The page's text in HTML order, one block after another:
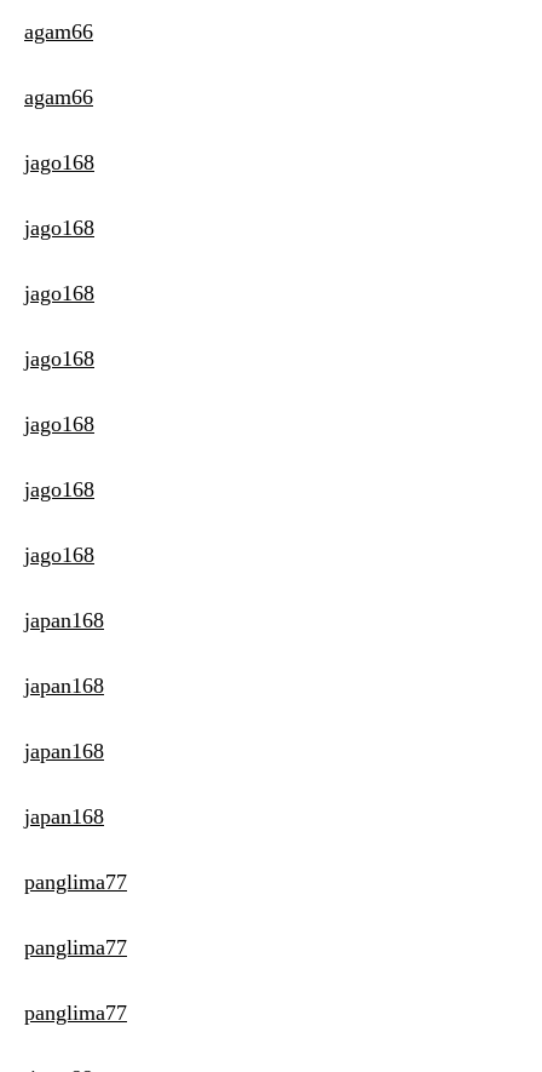
agam66
agam66
jago168
jago168
jago168
jago168
jago168
jago168
jago168
japan168
japan168
japan168
japan168
panglima77
panglima77
panglima77